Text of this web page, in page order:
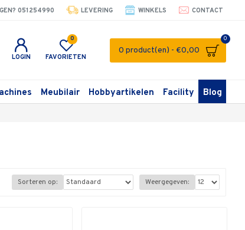
051254990 LEVERING WINKELS CONTACT
LOGIN FAVORIETEN
0
0 product(en) - €0,00
0
Meubilair Hobbyartikelen Facility Blog
Sorteren op: Weergegeven: